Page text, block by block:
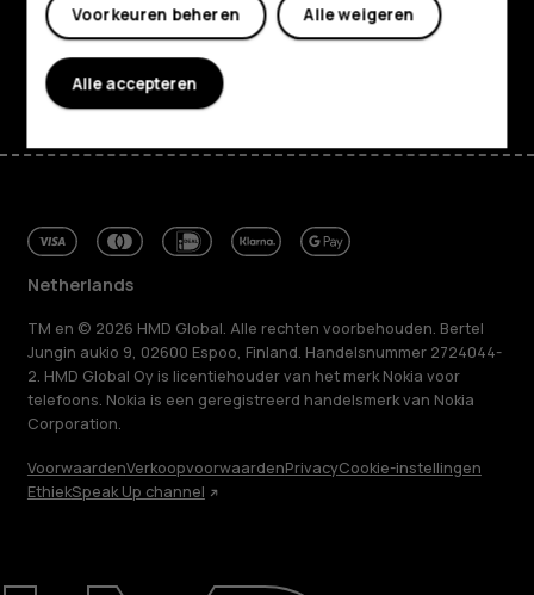
Herstellen, hergebruiken, recyclen
Klantenservice
FacebookInstagram
TiktokYoutube
Netherlands
TM en © 2026 HMD Global. Alle rechten voorbehouden. Bertel
Jungin aukio 9, 02600 Espoo, Finland. Handelsnummer 2724044-
2. HMD Global Oy is licentiehouder van het merk Nokia voor
telefoons. Nokia is een geregistreerd handelsmerk van Nokia
Corporation.
VoorwaardenVerkoopvoorwaardenPrivacyCookie-instellingen
EthiekSpeak Up channel
Alle weigeren
Voorkeuren beheren
Alle accepteren